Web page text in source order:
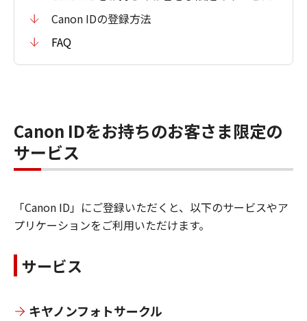
Canon IDの登録方法
FAQ
Canon IDをお持ちのお客さま限定の
サービス
「Canon ID」にご登録いただくと、以下のサービスやア
プリケーションをご利用いただけます。
サービス
キヤノンフォトサークル